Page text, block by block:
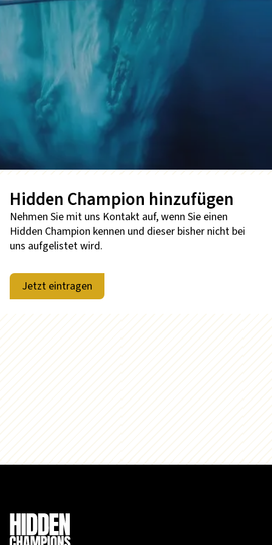
Hidden Champion hinzufügen
Nehmen Sie mit uns Kontakt auf, wenn Sie einen
Hidden Champion kennen und dieser bisher nicht bei
uns aufgelistet wird.
Jetzt eintragen